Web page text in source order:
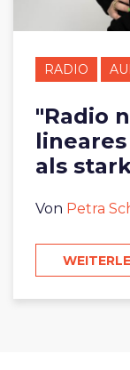
RADIO
"Radio
als
Von Petra